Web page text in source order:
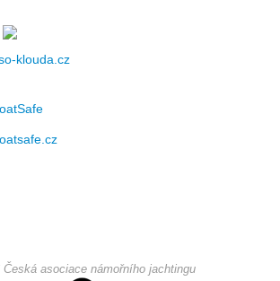
klouda.cz
asociace námořního jachtingu